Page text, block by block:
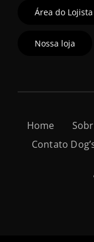
Área do Lojista
Nossa loja
Home
Contato